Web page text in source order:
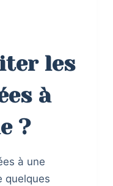
les
à
?
à une
quelques